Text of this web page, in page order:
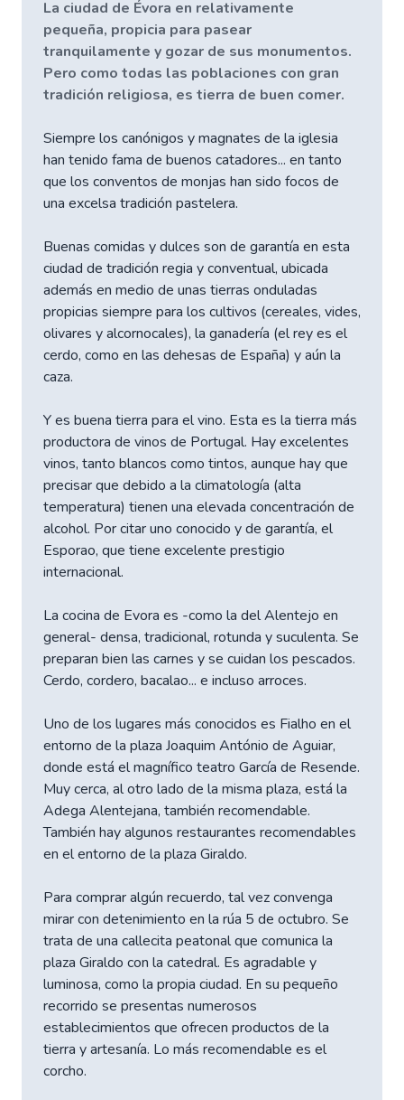
La ciudad de Évora en relativamente
pequeña, propicia para pasear
tranquilamente y gozar de sus monumentos.
Pero como todas las poblaciones con gran
tradición religiosa, es tierra de buen comer.
Siempre los canónigos y magnates de la iglesia
han tenido fama de buenos catadores... en tanto
que los conventos de monjas han sido focos de
una excelsa tradición pastelera.
Buenas comidas y dulces son de garantía en esta
ciudad de tradición regia y conventual, ubicada
además en medio de unas tierras onduladas
propicias siempre para los cultivos (cereales, vides,
olivares y alcornocales), la ganadería (el rey es el
cerdo, como en las dehesas de España) y aún la
caza.
Y es buena tierra para el vino. Esta es la tierra más
productora de vinos de Portugal. Hay excelentes
vinos, tanto blancos como tintos, aunque hay que
precisar que debido a la climatología (alta
temperatura) tienen una elevada concentración de
alcohol. Por citar uno conocido y de garantía, el
Esporao, que tiene excelente prestigio
internacional.
La cocina de Evora es -como la del Alentejo en
general- densa, tradicional, rotunda y suculenta. Se
preparan bien las carnes y se cuidan los pescados.
Cerdo, cordero, bacalao... e incluso arroces.
Uno de los lugares más conocidos es Fialho en el
entorno de la plaza Joaquim António de Aguiar,
donde está el magnífico teatro García de Resende.
Muy cerca, al otro lado de la misma plaza, está la
Adega Alentejana, también recomendable.
También hay algunos restaurantes recomendables
en el entorno de la plaza Giraldo.
Para comprar algún recuerdo, tal vez convenga
mirar con detenimiento en la rúa 5 de octubro. Se
trata de una callecita peatonal que comunica la
plaza Giraldo con la catedral. Es agradable y
luminosa, como la propia ciudad. En su pequeño
recorrido se presentas numerosos
establecimientos que ofrecen productos de la
tierra y artesanía. Lo más recomendable es el
corcho.